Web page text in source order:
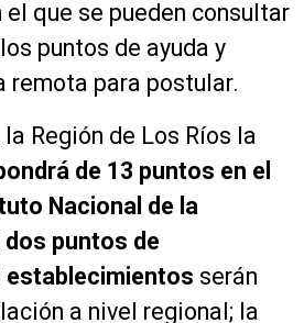
el que se pueden consultar
puntos de ayuda y
remota para postular.
Región de Los Ríos la
de 13 puntos en el
Nacional de la
puntos de
establecimientos serán
a nivel regional; la